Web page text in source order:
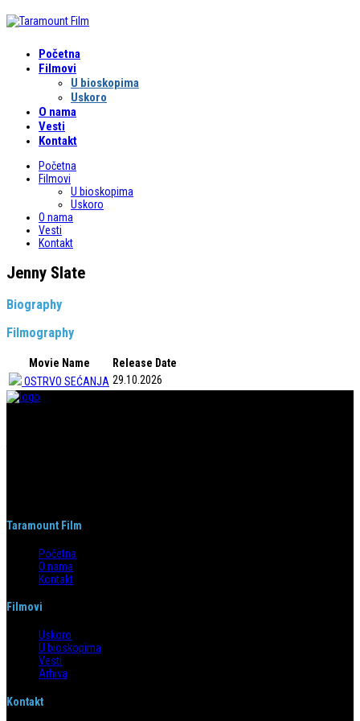
Početna
Filmovi
U bioskopima
Uskoro
O nama
Vesti
Kontakt
Početna
Filmovi
U bioskopima
Uskoro
O nama
Vesti
Kontakt
Jenny Slate
Biography
Filmography
Movie Name
Release Date
OSTRVO SEĆANJA 29.10.2026
Taramount Film
Početna
O nama
Kontakt
Filmovi
Uskoro
U bioskopima
Vesti
Arhiva
Kontakt